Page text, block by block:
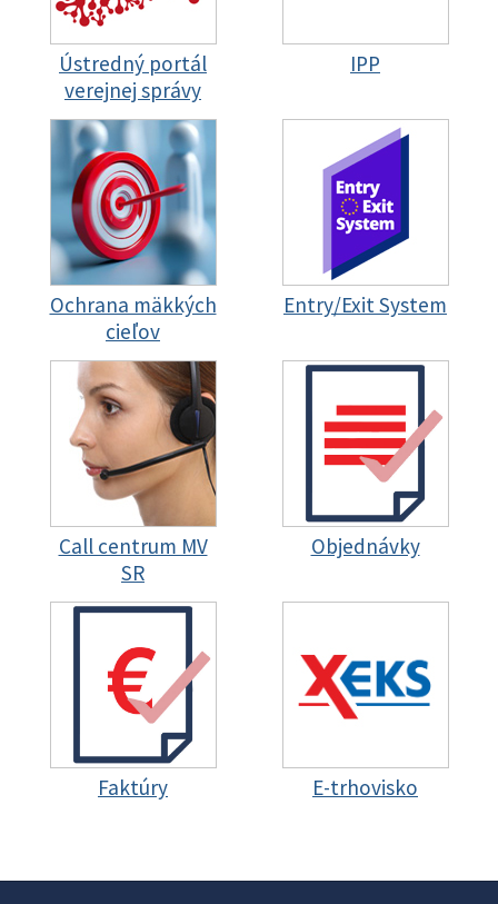
Ústredný portál
verejnej správy
IPP
Ochrana mäkkých
cieľov
Entry/Exit System
Call centrum MV
SR
Objednávky
Faktúry E-trhovisko